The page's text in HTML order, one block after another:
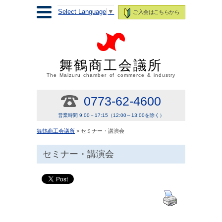
ご入会はこちらから
Select Language ▼
舞鶴商工会議所
The Maizuru chamber of commerce & industry
0773-62-4600
営業時間 9:00－17:15（12:00～13:00を除く）
舞鶴商工会議所 > セミナー・講演会
セミナー・講演会